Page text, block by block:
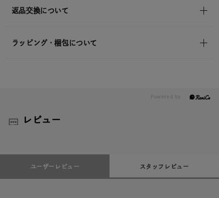
返品交換について
ラッピング・梱包について
レビュー
ユーザーレビュー スタッフレビュー